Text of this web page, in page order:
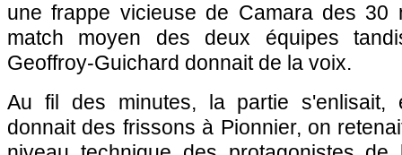
une frappe vicieuse de Camara des 30
match moyen des deux équipes
Geoffroy-Guichard donnait de la voix.
Au fil des minutes, la partie s'enlisait,
donnait des frissons à Pionnier, on